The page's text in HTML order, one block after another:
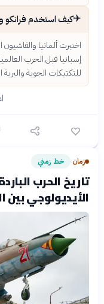
✈️كيف استخدم فرانكو
اختبرت ألمانيا
إسبانيا قبل الحرب
للتكتيكات الجوية
زمان› خط زمني
الأيديولوجي